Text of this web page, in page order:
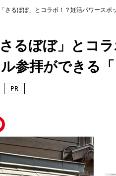
さるぼぼ」とコラボ！？妊活パワース
るぼぼ」とコ
参拝ができる